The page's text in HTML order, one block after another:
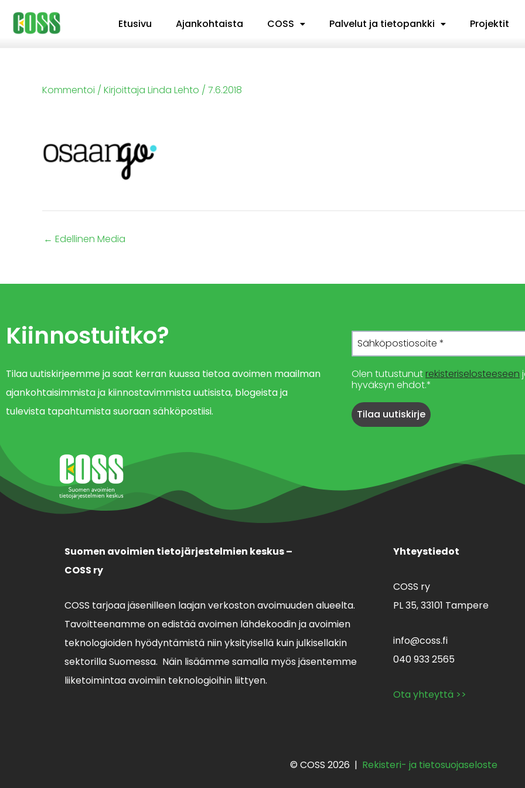
Siirry
sisältöön
Etusivu Ajankohtaista COSS Palvelut ja tietopankki Projektit
Kommentoi / Kirjoittaja Linda Lehto / 7.6.2018
← Edellinen Media
Kiinnostuitko?
Tilaa uutiskirjeemme ja saat kerran kuussa tietoa avoimen maailman
ajankohtaisimmista ja kiinnostavimmista uutisista, blogeista ja
tulevista tapahtumista suoraan sähköpostiisi.
Olen tutustunut rekisteriselosteeseen
hyväksyn ehdot.*
Suomen avoimien tietojärjestelmien keskus –
COSS ry
COSS tarjoaa jäsenilleen laajan verkoston avoimuuden alueelta.
Tavoitteenamme on edistää avoimen lähdekoodin ja avoimien
teknologioiden hyödyntämistä niin yksityisellä kuin julkisellakin
sektorilla Suomessa. Näin lisäämme samalla myös jäsentemme
liiketoimintaa avoimiin teknologioihin liittyen.
Yhteystiedot
COSS ry
PL 35,33101 Tampere
info@coss.fi
040 933 2565
Ota yhteyttä >>
© COSS 2026 | Rekisteri- ja tietosuojaseloste